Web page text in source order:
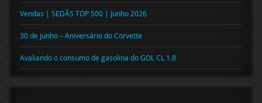
Vendas | SEDÃS TOP 500 | Junho 2026
30 de junho – Aniversário do Corvette
Avaliando o consumo de gasolina do GOL CL 1.8